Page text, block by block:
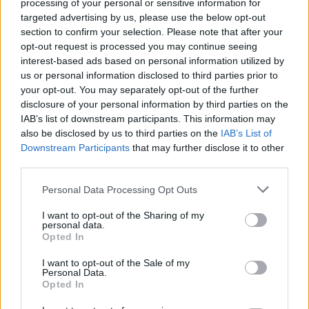
processing of your personal or sensitive information for
targeted advertising by us, please use the below opt-out
section to confirm your selection. Please note that after your
opt-out request is processed you may continue seeing
interest-based ads based on personal information utilized by
us or personal information disclosed to third parties prior to
your opt-out. You may separately opt-out of the further
disclosure of your personal information by third parties on the
IAB’s list of downstream participants. This information may
also be disclosed by us to third parties on the IAB’s List of
Downstream Participants that may further disclose it to other
Personal Data Processing Opt Outs
I want to opt-out of the Sharing of my
personal data.
Opted In
I want to opt-out of the Sale of my
Personal Data.
Opted In
BEFEKTETÉS
Ami még az állampapírnál is jobb befektetés -
díjmentes, interaktív, online előadás
Gyakorlati, hasznos, érthető